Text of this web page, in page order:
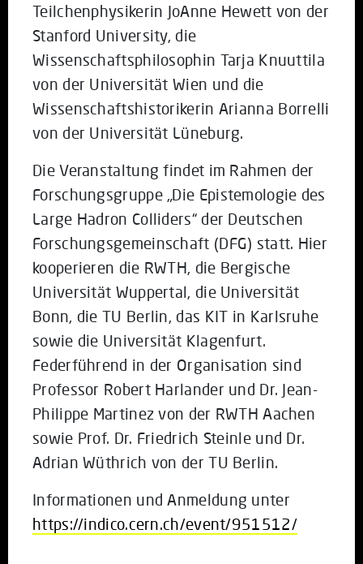
Teilchenphysikerin JoAnne Hewett von der
Stanford University, die
Wissenschaftsphilosophin Tarja Knuuttila
von der Universität Wien und die
Wissenschaftshistorikerin Arianna Borrelli
von der Universität Lüneburg.
Die Veranstaltung findet im Rahmen der
Forschungsgruppe „Die Epistemologie des
Large Hadron Colliders“ der Deutschen
Forschungsgemeinschaft (DFG) statt. Hier
kooperieren die RWTH, die Bergische
Universität Wuppertal, die Universität
Bonn, die TU Berlin, das KIT in Karlsruhe
sowie die Universität Klagenfurt.
Federführend in der Organisation sind
Professor Robert Harlander und Dr. Jean-
Philippe Martinez von der RWTH Aachen
sowie Prof. Dr. Friedrich Steinle und Dr.
Adrian Wüthrich von der TU Berlin.
Informationen und Anmeldung unter
https://indico.cern.ch/event/951512/